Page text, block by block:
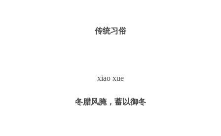
传统习俗
xiao xue
冬腊风腌，蓄以御冬